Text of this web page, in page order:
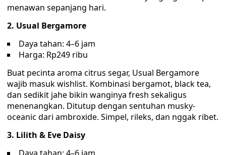
menawan sepanjang hari.
2. Usual Bergamore
Daya tahan: 4–6 jam
Harga: Rp249 ribu
Buat pecinta aroma citrus segar, Usual Bergamore
wajib masuk wishlist. Kombinasi bergamot, black tea,
dan sedikit jahe bikin wanginya fresh sekaligus
menenangkan. Ditutup dengan sentuhan musky-
oceanic dari ambroxide. Simpel, rileks, dan nggak ribet.
3. Lilith & Eve Daisy